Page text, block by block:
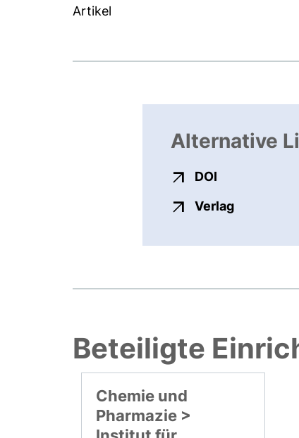
Artikel
Alternative
DOI
Verlagexterner
Beteiligte
Chemie und
Pharmazie >